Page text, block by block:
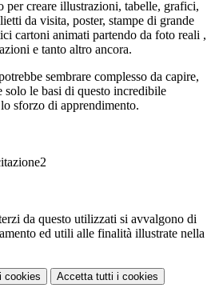
per creare illustrazioni, tabelle, grafici,
da visita, poster, stampe di grande
cartoni animati partendo da foto reali ,
e tanto altro ancora.
sembrare complesso da capire,
solo le basi di questo incredibile
sforzo di apprendimento.
da questo utilizzati si avvalgono di
ed utili alle finalità illustrate nella
i cookies Accetta tutti i cookies